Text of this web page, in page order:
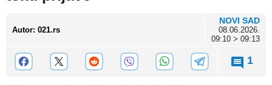
Autor: 021.rs
NOVI SAD
08.06.2026.
09:10 > 09:13
1